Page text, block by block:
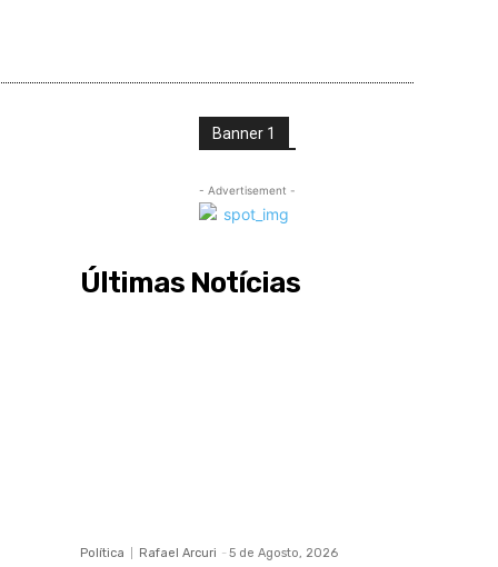
Banner 1
- Advertisement -
Últimas Notícias
Política Rafael Arcuri - 5 de Agosto, 2026